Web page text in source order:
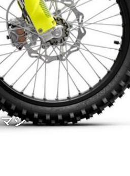
シ